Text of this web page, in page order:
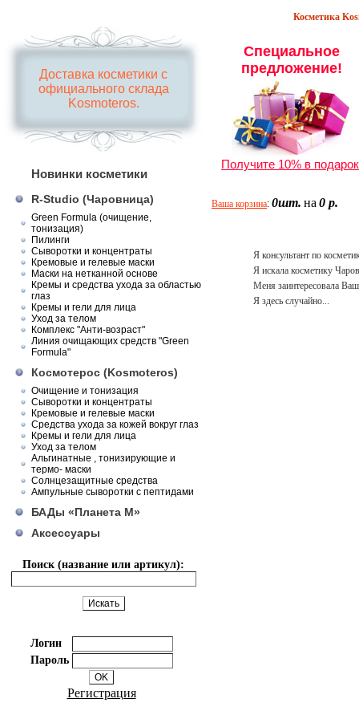
Косметика
Доставка косметики с
официального склада
Kosmoteros.
Новинки косметики
R-Studio (Чаровница)
Green Formula (очищение,
тонизация)
Пилинги
Сыворотки и концентраты
Кремовые и гелевые маски
Маски на нетканной основе
Кремы и средства ухода за областью
глаз
Кремы и гели для лица
Уход за телом
Комплекс "Анти-возраст"
Линия очищающих средств "Green
Formula"
Космотерос (Kosmoteros)
Очищение и тонизация
Сыворотки и концентраты
Кремовые и гелевые маски
Средства ухода за кожей вокруг глаз
Кремы и гели для лица
Уход за телом
Альгинатные , тонизирующие и
термо- маски
Солнцезащитные средства
Ампульные сыворотки с пептидами
БАДы «Планета М»
Аксессуары
Поиск (название или артикул):
Логин
Пароль
Регистрация
Специальное
предложение!
Получите 10% в
Ваша корзина: 0шт. на 0 р.
Я консультант по
Я искала косметику
Меня заинтересовала
Я здесь случайно...